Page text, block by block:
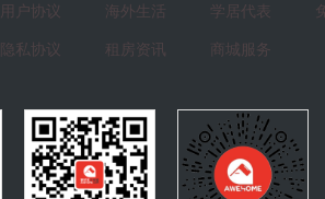
用户协议
隐私协议
海外生活
租房资讯
学居代表
商城服务